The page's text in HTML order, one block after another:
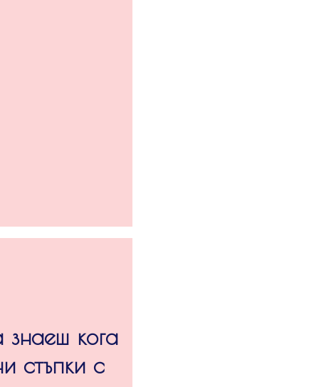
знаеш кога
стъпки с